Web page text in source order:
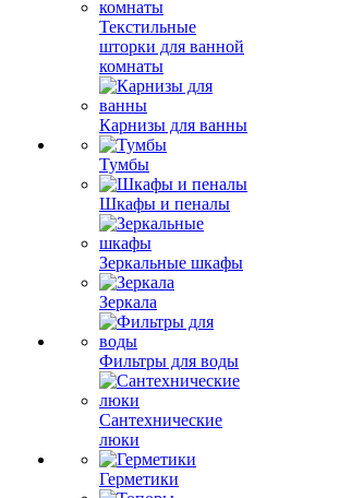
Текстильные
шторки для ванной
комнаты
Карнизы для ванны
Тумбы
Шкафы и пеналы
Зеркальные шкафы
Зеркала
Фильтры для воды
Сантехнические
люки
Герметики